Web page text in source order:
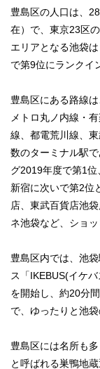
豊島区の人口は、
在）で、東京23区
エリアとなる池袋
で第9位にランクイ
豊島区にある路線
メトロ丸ノ内線・
線、都電荒川線、
数のターミナル駅
グ2019年度で第1
新宿に次いで第2位
店、東武百貨店池
ネ池袋など、ショ
豊島区内では、池
ス「IKEBUS(イケ
を開始し、約20分
で、ゆったりと池
豊島区には名所も
と呼ばれる巣鴨地